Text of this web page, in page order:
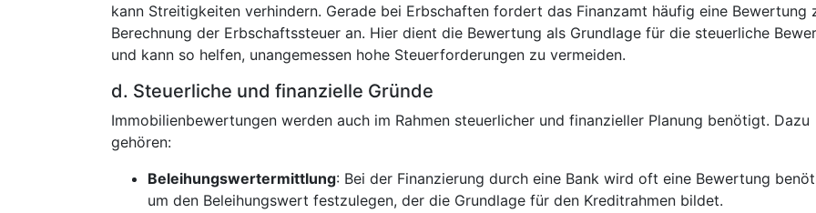
kann Streitigkeiten verhindern. Gerade bei Erbschaften fordert das Finanzamt häufig eine Bewertung
Berechnung der Erbschaftssteuer an. Hier dient die Bewertung als Grundlage für die steuerliche
und kann so helfen, unangemessen hohe Steuerforderungen zu vermeiden.
d. Steuerliche und finanzielle Gründe
Immobilienbewertungen werden auch im Rahmen steuerlicher und finanzieller Planung benötigt. Dazu
gehören:
Beleihungswertermittlung: Bei der Finanzierung durch eine Bank wird oft eine Bewertung
um den Beleihungswert festzulegen, der die Grundlage für den Kreditrahmen bildet.